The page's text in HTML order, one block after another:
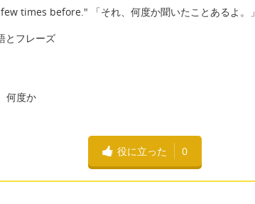
times before." 「それ、何度か聞いたことあるよ。」
とフレーズ
何度か
役に立った 0